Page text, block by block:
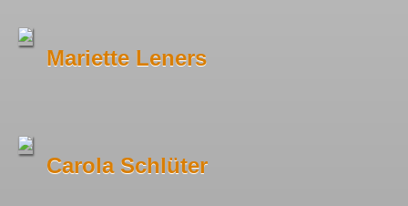
Mariette Leners
Carola Schlüter